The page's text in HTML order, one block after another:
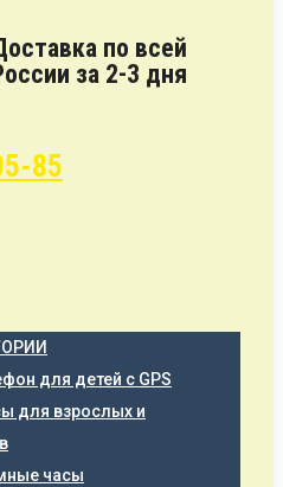
по всей
за 2-3 дня
85
для детей с GPS
для взрослых и
часы